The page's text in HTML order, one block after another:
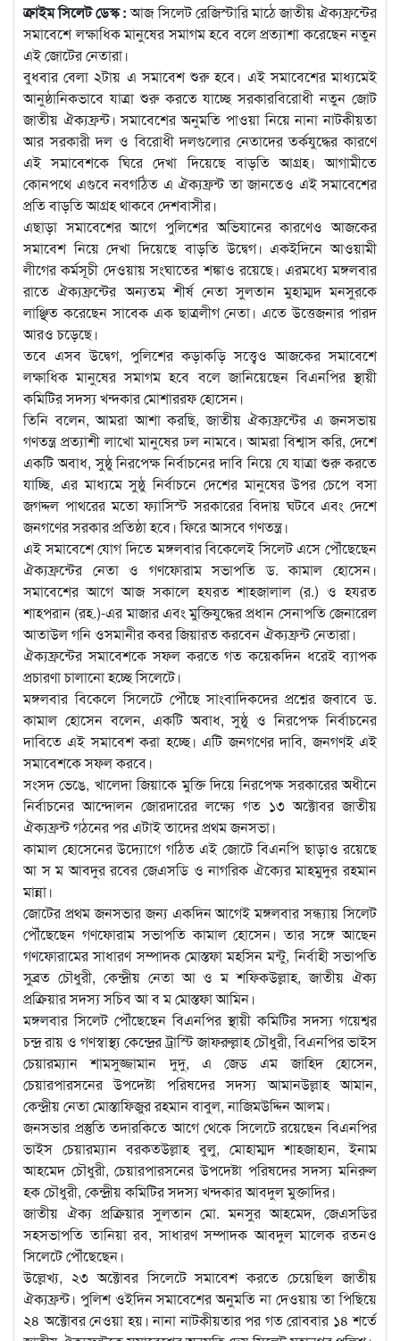
ক্রাইম সিলেট ডেস্ক :আজ সিলেট রেজিস্টারি মাঠে জাতীয় ঐক্যফ্রন্টের
সমাবেশে লক্ষাধিক মানুষের সমাগম হবে বলে প্রত্যাশা করেছেন নতুন
এই জোটের নেতারা।
বুধবার বেলা ২টায় এ সমাবেশ শুরু হবে। এই সমাবেশের মাধ্যমেই
আনুষ্ঠানিকভাবে যাত্রা শুরু করতে যাচ্ছে সরকারবিরোধী নতুন জোট
জাতীয় ঐক্যফ্রন্ট। সমাবেশের অনুমতি পাওয়া নিয়ে নানা নাটকীয়তা
আর সরকারী দল ও বিরোধী দলগুলোর নেতাদের তর্কযুদ্ধের কারণে
এই সমাবেশকে ঘিরে দেখা দিয়েছে বাড়তি আগ্রহ। আগামীতে
কোনপথে এগুবে নবগঠিত এ ঐক্যফ্রন্ট তা জানতেও এই সমাবেশের
প্রতি বাড়তি আগ্রহ থাকবে দেশবাসীর।
এছাড়া সমাবেশের আগে পুলিশের অভিযানের কারণেও আজকের
সমাবেশ নিয়ে দেখা দিয়েছে বাড়তি উদ্বেগ। একইদিনে আওয়ামী
লীগের কর্মসূচী দেওয়ায় সংঘাতের শঙ্কাও রয়েছে। এরমধ্যে মঙ্গলবার
রাতে ঐক্যফ্রন্টের অন্যতম শীর্ষ নেতা সুলতান মুহাম্মদ মনসুরকে
লাঞ্ছিত করেছেন সাবেক এক ছাত্রলীগ নেতা। এতে উত্তেজনার পারদ
আরও চড়েছে।
তবে এসব উদ্বেগ, পুলিশের কড়াকড়ি সত্ত্বেও আজকের সমাবেশে
লক্ষাধিক মানুষের সমাগম হবে বলে জানিয়েছেন বিএনপির স্থায়ী
কমিটির সদস্য খন্দকার মোশাররফ হোসেন।
তিনি বলেন, আমরা আশা করছি, জাতীয় ঐক্যফ্রন্টের এ জনসভায়
গণতন্ত্র প্রত্যাশী লাখো মানুষের ঢল নামবে। আমরা বিশ্বাস করি, দেশে
একটি অবাধ, সুষ্ঠু নিরপেক্ষ নির্বাচনের দাবি নিয়ে যে যাত্রা শুরু করতে
যাচ্ছি, এর মাধ্যমে সুষ্ঠু নির্বাচনে দেশের মানুষের উপর চেপে বসা
জগদ্দল পাথরের মতো ফ্যাসিস্ট সরকারের বিদায় ঘটবে এবং দেশে
জনগণের সরকার প্রতিষ্ঠা হবে। ফিরে আসবে গণতন্ত্র।
এই সমাবেশে যোগ দিতে মঙ্গলবার বিকেলেই সিলেট এসে পৌঁছেছেন
ঐক্যফ্রন্টের নেতা ও গণফোরাম সভাপতি ড. কামাল হোসেন।
সমাবেশের আগে আজ সকালে হযরত শাহজালাল (র.) ও হযরত
শাহপরান (রহ.)-এর মাজার এবং মুক্তিযুদ্ধের প্রধান সেনাপতি জেনারেল
আতাউল গনি ওসমানীর কবর জিয়ারত করবেন ঐক্যফ্রন্ট নেতারা।
ঐক্যফ্রন্টের সমাবেশকে সফল করতে গত কয়েকদিন ধরেই ব্যাপক
প্রচারণা চালানো হচ্ছে সিলেটে।
মঙ্গলবার বিকেলে সিলেটে পৌঁছে সাংবাদিকদের প্রশ্নের জবাবে ড.
কামাল হোসেন বলেন, একটি অবাধ, সুষ্ঠু ও নিরপেক্ষ নির্বাচনের
দাবিতে এই সমাবেশ করা হচ্ছে। এটি জনগণের দাবি, জনগণই এই
সমাবেশকে সফল করবে।
সংসদ ভেঙে, খালেদা জিয়াকে মুক্তি দিয়ে নিরপেক্ষ সরকারের অধীনে
নির্বাচনের আন্দোলন জোরদারের লক্ষ্যে গত ১৩ অক্টোবর জাতীয়
ঐক্যফ্রন্ট গঠনের পর এটাই তাদের প্রথম জনসভা।
কামাল হোসেনের উদ্যোগে গঠিত এই জোটে বিএনপি ছাড়াও রয়েছে
আ স ম আবদুর রবের জেএসডি ও নাগরিক ঐক্যের মাহমুদুর রহমান
মান্না।
জোটের প্রথম জনসভার জন্য একদিন আগেই মঙ্গলবার সন্ধ্যায় সিলেট
পৌঁছেছেন গণফোরাম সভাপতি কামাল হোসেন। তার সঙ্গে আছেন
গণফোরামের সাধারণ সম্পাদক মোস্তফা মহসিন মন্টু, নির্বাহী সভাপতি
সুব্রত চৌধুরী, কেন্দ্রীয় নেতা আ ও ম শফিকউল্লাহ, জাতীয় ঐক্য
প্রক্রিয়ার সদস্য সচিব আ ব ম মোস্তফা আমিন।
মঙ্গলবার সিলেট পৌঁছেছেন বিএনপির স্থায়ী কমিটির সদস্য গয়েশ্বর
চন্দ্র রায় ও গণস্বাস্থ্য কেন্দ্রের ট্রাস্টি জাফরুল্লাহ চৌধুরী, বিএনপির ভাইস
চেয়ারম্যান শামসুজ্জামান দুদু, এ জেড এম জাহিদ হোসেন,
চেয়ারপারসনের উপদেষ্টা পরিষদের সদস্য আমানউল্লাহ আমান,
কেন্দ্রীয় নেতা মোস্তাফিজুর রহমান বাবুল, নাজিমউদ্দিন আলম।
জনসভার প্রস্তুতি তদারকিতে আগে থেকে সিলেটে রয়েছেন বিএনপির
ভাইস চেয়ারম্যান বরকতউল্লাহ বুলু, মোহাম্মদ শাহজাহান, ইনাম
আহমেদ চৌধুরী, চেয়ারপারসনের উপদেষ্টা পরিষদের সদস্য মনিরুল
হক চৌধুরী, কেন্দ্রীয় কমিটির সদস্য খন্দকার আবদুল মুক্তাদির।
জাতীয় ঐক্য প্রক্রিয়ার সুলতান মো. মনসুর আহমেদ, জেএসডির
সহসভাপতি তানিয়া রব, সাধারণ সম্পাদক আবদুল মালেক রতনও
সিলেটে পৌঁছেছেন।
উল্লেখ্য, ২৩ অক্টোবর সিলেটে সমাবেশ করতে চেয়েছিল জাতীয়
ঐক্যফ্রন্ট। পুলিশ ওইদিন সমাবেশের অনুমতি না দেওয়ায় তা পিছিয়ে
২৪ অক্টোবর নেওয়া হয়। নানা নাটকীয়তার পর গত রোববার ১৪ শর্তে